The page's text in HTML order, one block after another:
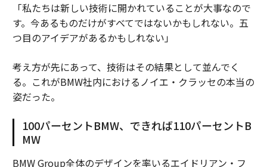
「私たちは新しい技術に開かれていることが大事なので
す。今あるものだけがすべてではないかもしれない。五
つ目のアイデアがあるかもしれない」
考え方が先にあって、技術はその結果として並んでく
る。これがBMW社内におけるノイエ・クラッセの本当の
姿だった。
100パーセントBMW、できれば110パーセントB
MW
BMW Group全体のデザインを率いるエイドリアン・フ